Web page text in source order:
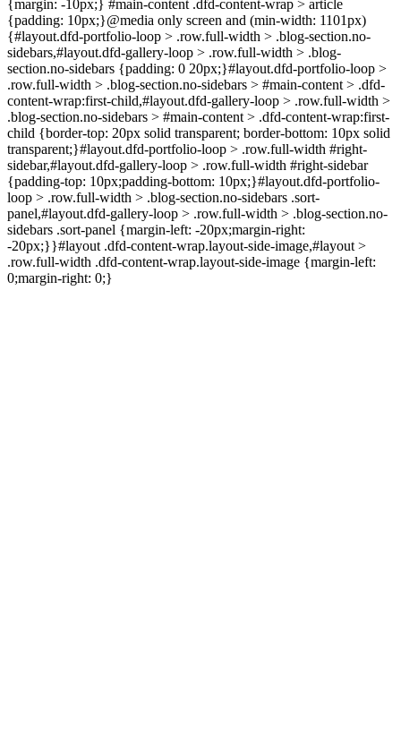
{margin: -10px;} #main-content .dfd-content-wrap > article
{padding: 10px;}@media only screen and (min-width: 1101px)
{#layout.dfd-portfolio-loop > .row.full-width > .blog-section.no-
sidebars,#layout.dfd-gallery-loop > .row.full-width > .blog-
section.no-sidebars {padding: 0 20px;}#layout.dfd-portfolio-loop >
.row.full-width > .blog-section.no-sidebars > #main-content > .dfd-
content-wrap:first-child,#layout.dfd-gallery-loop > .row.full-width >
.blog-section.no-sidebars > #main-content > .dfd-content-wrap:first-
child {border-top: 20px solid transparent; border-bottom: 10px solid
transparent;}#layout.dfd-portfolio-loop > .row.full-width #right-
sidebar,#layout.dfd-gallery-loop > .row.full-width #right-sidebar
{padding-top: 10px;padding-bottom: 10px;}#layout.dfd-portfolio-
loop > .row.full-width > .blog-section.no-sidebars .sort-
panel,#layout.dfd-gallery-loop > .row.full-width > .blog-section.no-
sidebars .sort-panel {margin-left: -20px;margin-right:
-20px;}}#layout .dfd-content-wrap.layout-side-image,#layout >
.row.full-width .dfd-content-wrap.layout-side-image {margin-left:
0;margin-right: 0;}